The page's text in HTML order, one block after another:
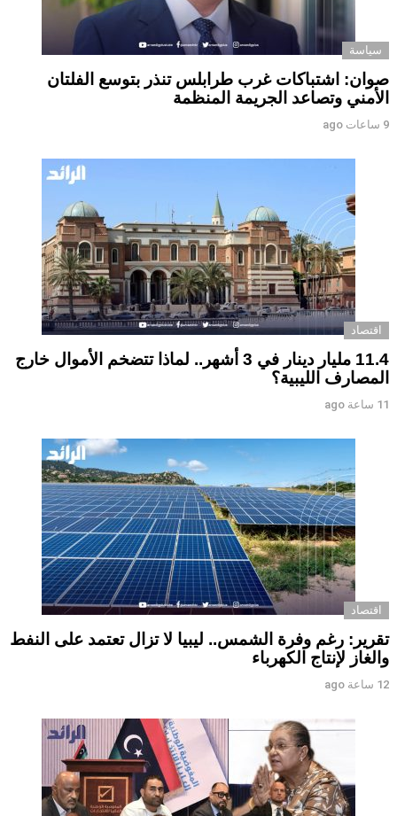
سياسة
صوان: اشتباكات غرب طرابلس تنذر بتوسع الفلتان
الأمني وتصاعد الجريمة المنظمة
9 ساعات ago
اقتصاد
11.4 مليار دينار في 3 أشهر.. لماذا تتضخم الأموال خارج
المصارف الليبية؟
11 ساعة ago
اقتصاد
تقرير: رغم وفرة الشمس.. ليبيا لا تزال تعتمد على النفط
والغاز لإنتاج الكهرباء
12 ساعة ago